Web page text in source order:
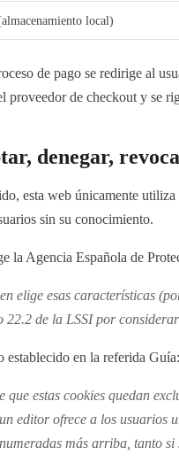
local)
de pago se redirige al
proveedor de checkout y se
denegar,
esta web únicamente
sin su conocimiento.
la Agencia Española de
elige esas características
de la LSSI por
en la referida Guía:
que estas cookies quedan
editor ofrece a los usuarios
más arriba, tanto